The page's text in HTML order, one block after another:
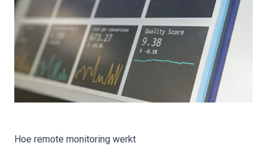
Hoe remote monitoring werkt